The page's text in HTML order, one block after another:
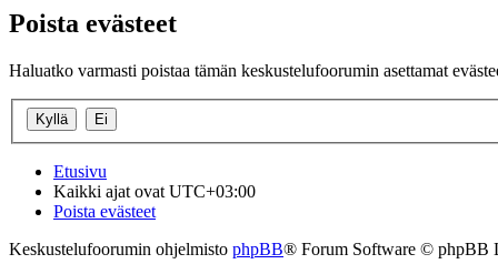
Poista evästeet
Haluatko varmasti poistaa tämän keskustelufoorumin asettamat
Etusivu
Kaikki ajat ovat UTC+03:00
Poista evästeet
Keskustelufoorumin ohjelmisto phpBB® Forum Software © phpBB